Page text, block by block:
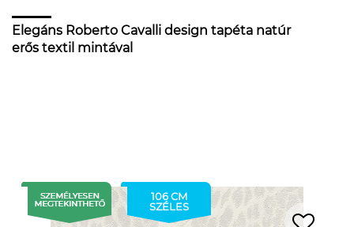
Elegáns Roberto Cavalli design tapéta natúr
erős textil mintával
106 CM
SZÉLES